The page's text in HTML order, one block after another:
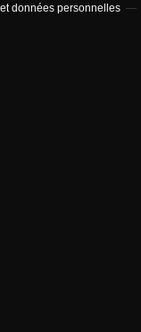
données personnelles